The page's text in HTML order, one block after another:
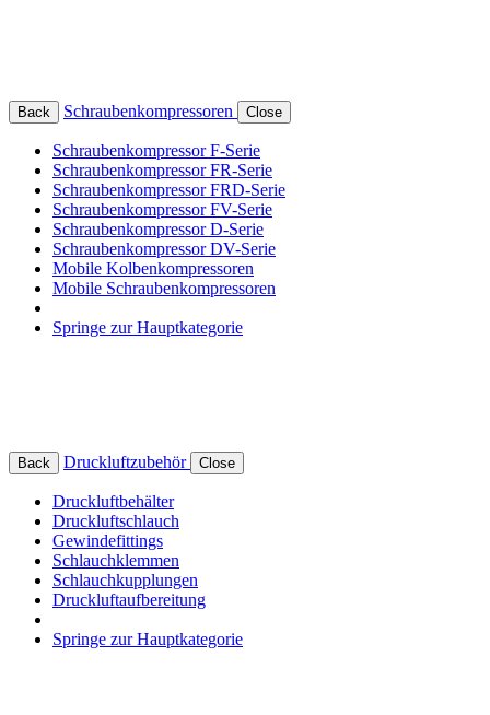
Back Schraubenkompressoren Close
Schraubenkompressor F-Serie
Schraubenkompressor FR-Serie
Schraubenkompressor FRD-Serie
Schraubenkompressor FV-Serie
Schraubenkompressor D-Serie
Schraubenkompressor DV-Serie
Mobile Kolbenkompressoren
Mobile Schraubenkompressoren
Springe zur Hauptkategorie
Back Druckluftzubehör Close
Druckluftbehälter
Druckluftschlauch
Gewindefittings
Schlauchklemmen
Schlauchkupplungen
Druckluftaufbereitung
Springe zur Hauptkategorie